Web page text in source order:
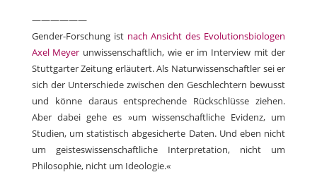
——————
Gender-Forschung ist nach Ansicht des Evolutionsbiologen
Axel Meyer unwissenschaftlich, wie er im Interview mit der
Stuttgarter Zeitung erläutert. Als Naturwissenschaftler sei er
sich der Unterschiede zwischen den Geschlechtern bewusst
und könne daraus entsprechende Rückschlüsse ziehen.
Aber dabei gehe es »um wissenschaftliche Evidenz, um
Studien, um statistisch abgesicherte Daten. Und eben nicht
um geisteswissenschaftliche Interpretation, nicht um
Philosophie, nicht um Ideologie.«